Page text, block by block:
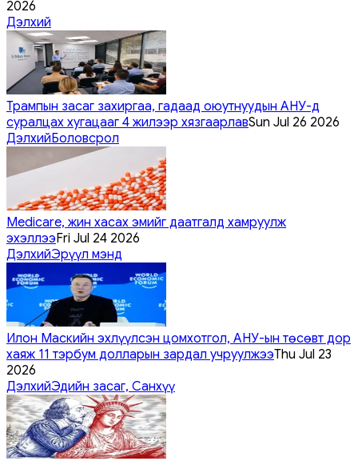
2026
Дэлхий
Трампын засаг захиргаа, гадаад оюутнуудын АНУ-д
суралцах хугацааг 4 жилээр хязгаарлавSun Jul 26 2026
ДэлхийБоловсрол
Medicare, жин хасах эмийг даатгалд хамруулж
эхэллээFri Jul 24 2026
ДэлхийЭрүүл мэнд
Илон Маскийн эхлүүлсэн цомхотгол, АНУ-ын төсөвт дор
хаяж 11 тэрбум долларын зардал учруулжээThu Jul 23
2026
ДэлхийЭдийн засаг, Санхүү